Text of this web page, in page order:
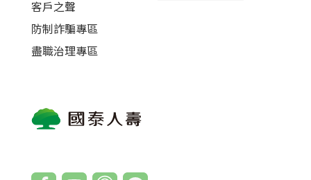
客戶之聲
防制詐騙專區
盡職治理專區